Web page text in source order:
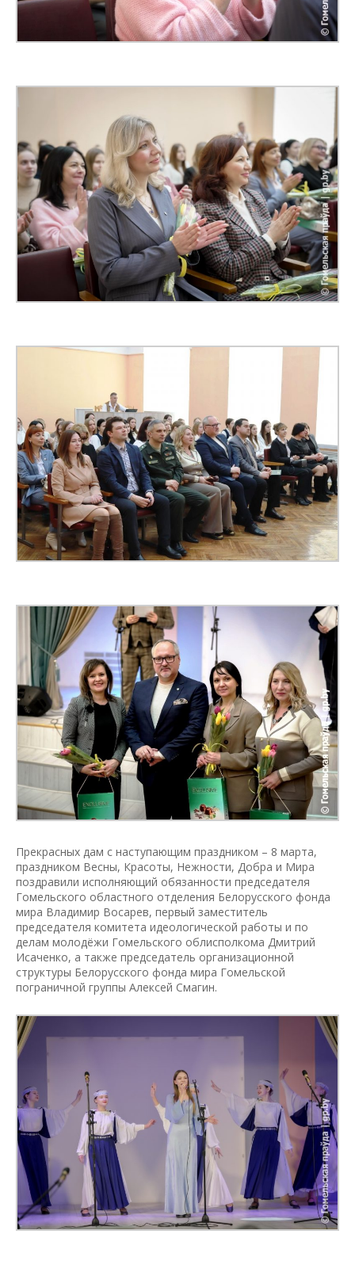
Прекрасных дам с наступающим праздником – 8 марта,
праздником Весны, Красоты, Нежности, Добра и Мира
поздравили исполняющий обязанности председателя
Гомельского областного отделения Белорусского фонда
мира Владимир Восарев, первый заместитель
председателя комитета идеологической работы и по
делам молодёжи Гомельского облисполкома Дмитрий
Исаченко, а также председатель организационной
структуры Белорусского фонда мира Гомельской
пограничной группы Алексей Смагин.